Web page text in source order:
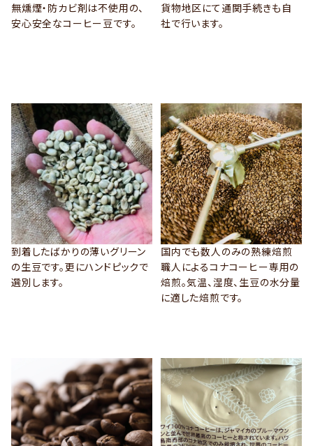
無燻煙・防カビ剤は不使用の、
安心安全なコーヒー豆です。
貨物地区にて通関手続きも自
社で行います。
到着したばかりの薄いグリーン
の生豆です。更にハンドピックで
選別します。
国内でも数人のみの熟練焙煎
職人によるコナコーヒー専用の
焙煎。気温、湿度、生豆の水分量
に適した焙煎です。